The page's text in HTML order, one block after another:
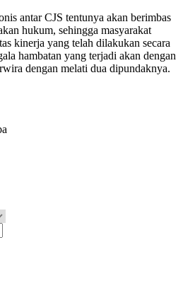
antar CJS tentunya akan berimbas
hukum, sehingga masyarakat
kinerja yang telah dilakukan secara
hambatan yang terjadi akan dengan
dengan melati dua dipundaknya.